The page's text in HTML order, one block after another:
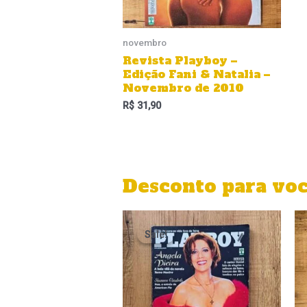
novembro
Revista Playboy –
Edição Fani & Natalia –
Novembro de 2010
R$31,90
Desconto para
Sale!
Sale!
O
preço
original
era:
R$ 31,90.
O
preço
atual
é:
R$ 22,90.